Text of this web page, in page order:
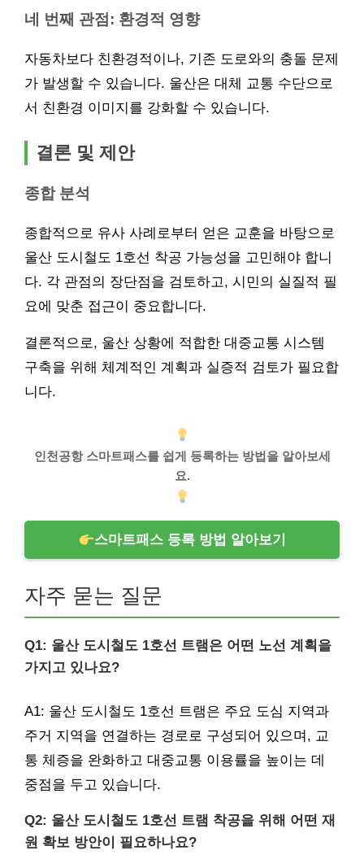
네 번째 관점: 환경적 영향
자동차보다 친환경적이나, 기존 도로와의 충돌 문제
가 발생할 수 있습니다. 울산은 대체 교통 수단으로
서 친환경 이미지를 강화할 수 있습니다.
결론 및 제안
종합 분석
종합적으로 유사 사례로부터 얻은 교훈을 바탕으로
울산 도시철도 1호선 착공 가능성을 고민해야 합니
다. 각 관점의 장단점을 검토하고, 시민의 실질적 필
요에 맞춘 접근이 중요합니다.
결론적으로, 울산 상황에 적합한 대중교통 시스템
구축을 위해 체계적인 계획과 실증적 검토가 필요합
니다.
인천공항 스마트패스를 쉽게 등록하는 방법을 알아보세
요.
스마트패스 등록 방법 알아보기
자주 묻는 질문
Q1: 울산 도시철도 1호선 트램은 어떤 노선 계획을
가지고 있나요?
A1: 울산 도시철도 1호선 트램은 주요 도심 지역과
주거 지역을 연결하는 경로로 구성되어 있으며, 교
통 체증을 완화하고 대중교통 이용률을 높이는 데
중점을 두고 있습니다.
Q2: 울산 도시철도 1호선 트램 착공을 위해 어떤 재
원 확보 방안이 필요하나요?